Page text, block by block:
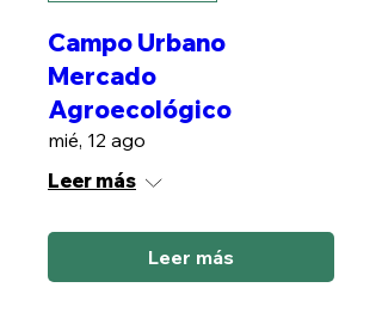
Campo Urbano
Mercado
Agroecológico
mié, 12 ago
Leer más
Leer más